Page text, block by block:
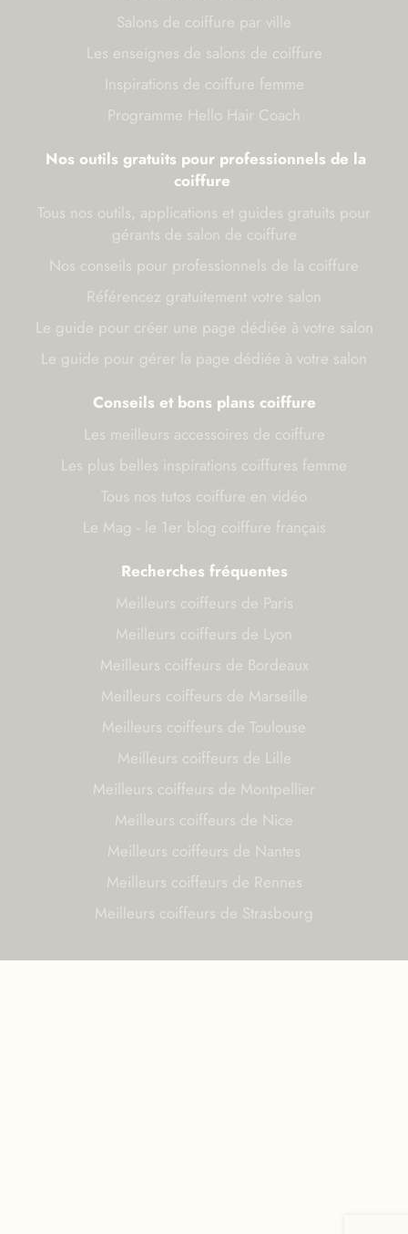
Salons de coiffure par ville
Les enseignes de salons de coiffure
Inspirations de coiffure femme
Programme Hello Hair Coach
Nos outils gratuits pour professionnels de la
coiffure
Tous nos outils, applications et guides gratuits pour
gérants de salon de coiffure
Nos conseils pour professionnels de la coiffure
Référencez gratuitement votre salon
Le guide pour créer une page dédiée à votre salon
Le guide pour gérer la page dédiée à votre salon
Conseils et bons plans coiffure
Les meilleurs accessoires de coiffure
Les plus belles inspirations coiffures femme
Tous nos tutos coiffure en vidéo
Le Mag - le 1er blog coiffure français
Recherches fréquentes
Meilleurs coiffeurs de Paris
Meilleurs coiffeurs de Lyon
Meilleurs coiffeurs de Bordeaux
Meilleurs coiffeurs de Marseille
Meilleurs coiffeurs de Toulouse
Meilleurs coiffeurs de Lille
Meilleurs coiffeurs de Montpellier
Meilleurs coiffeurs de Nice
Meilleurs coiffeurs de Nantes
Meilleurs coiffeurs de Rennes
Meilleurs coiffeurs de Strasbourg